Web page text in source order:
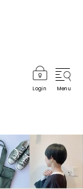
Login Menu